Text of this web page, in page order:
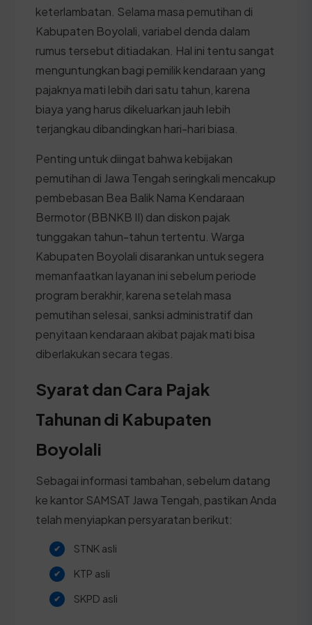
keterlambatan. Selama masa pemutihan di
Kabupaten Boyolali, variabel denda dalam
rumus tersebut ditiadakan. Hal ini tentu sangat
menguntungkan bagi pemilik kendaraan yang
pajaknya mati lebih dari satu tahun, karena
biaya yang harus dikeluarkan jauh lebih
terjangkau dibandingkan hari-hari biasa.
Penting untuk diingat bahwa kebijakan
pemutihan di Jawa Tengah seringkali mencakup
pembebasan Bea Balik Nama Kendaraan
Bermotor (BBNKB II) dan diskon pajak
tunggakan tahun-tahun tertentu. Warga
Kabupaten Boyolali disarankan untuk segera
memanfaatkan layanan ini sebelum periode
program berakhir, karena setelah masa
pemutihan selesai, sanksi administratif dan
penyitaan kendaraan akibat pajak mati bisa
diberlakukan secara tegas.
Syarat dan Cara Pajak
Tahunan di Kabupaten
Boyolali
Sebagai informasi tambahan, sebelum datang
ke kantor SAMSAT Jawa Tengah, pastikan Anda
telah menyiapkan persyaratan berikut:
STNK asli
KTP asli
SKPD asli